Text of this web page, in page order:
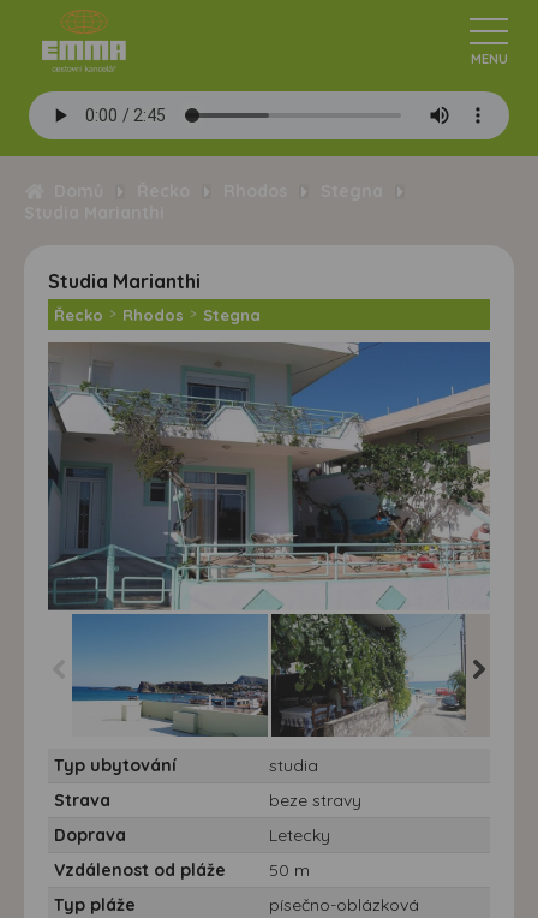
Studia Marianthi
Řecko > Rhodos > Stegna
Marianthi
Marianthi
Typ ubytování
studia
Strava
beze stravy
Doprava
Letecky
Vzdálenost od pláže
50 m
Typ pláže
písečno-oblázková